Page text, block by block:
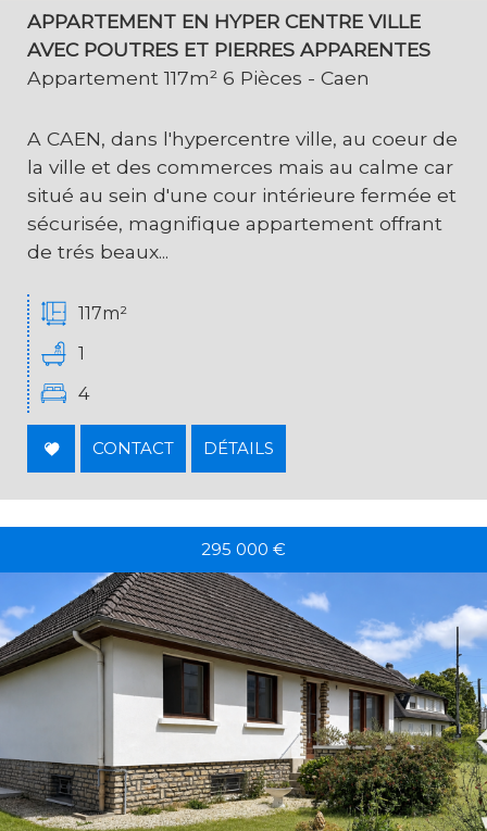
APPARTEMENT EN HYPER CENTRE VILLE
AVEC POUTRES ET PIERRES APPARENTES
Appartement 117m² 6 Pièces - Caen
A CAEN, dans l'hypercentre ville, au coeur de
la ville et des commerces mais au calme car
situé au sein d'une cour intérieure fermée et
sécurisée, magnifique appartement offrant
de trés beaux...
117m²
1
4
CONTACT DÉTAILS
295 000 €